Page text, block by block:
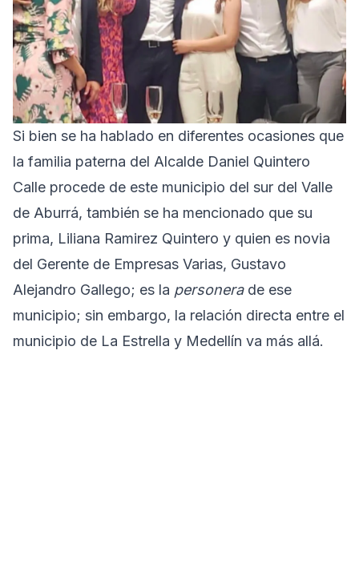
Si bien se ha hablado en diferentes ocasiones que
la familia paterna del Alcalde Daniel Quintero
Calle procede de este municipio del sur del Valle
de Aburrá, también se ha mencionado que su
prima, Liliana Ramirez Quintero y quien es novia
del Gerente de Empresas Varias, Gustavo
Alejandro Gallego; es la personerade ese
municipio; sin embargo, la relación directa entre el
municipio de La Estrella y Medellín va más allá.